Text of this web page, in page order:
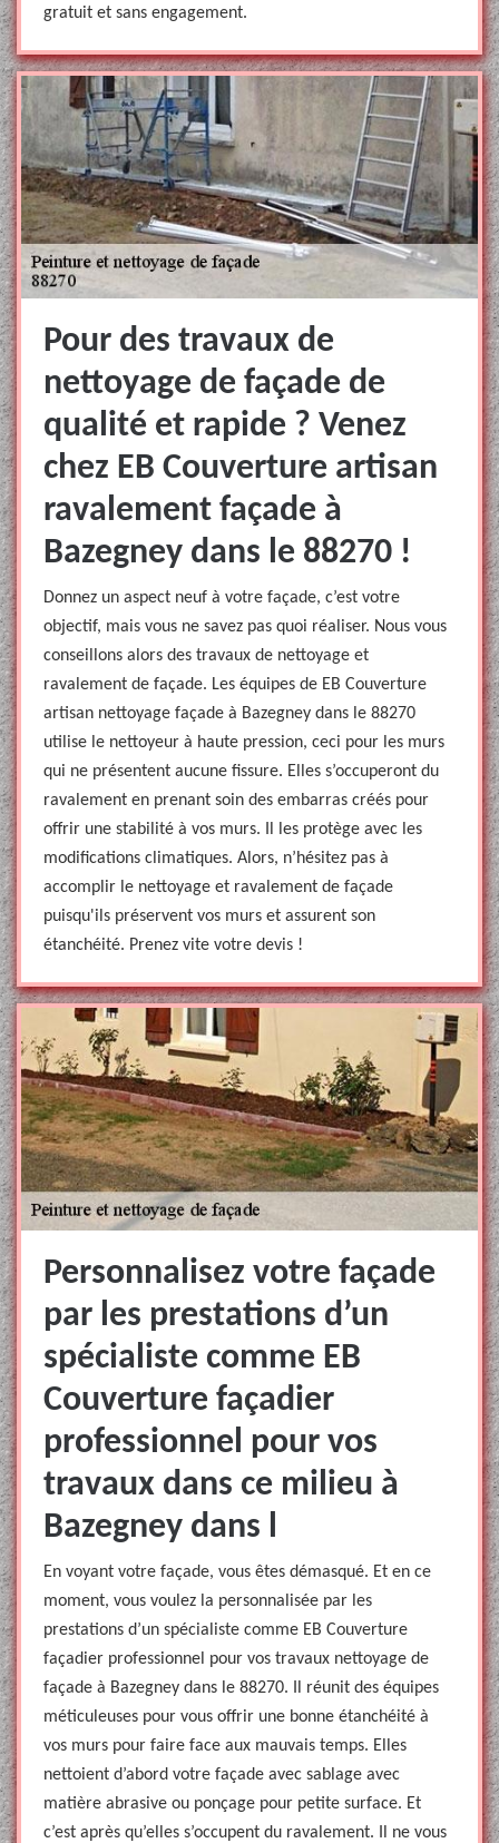
gratuit et sans engagement.
Pour des travaux de
nettoyage de façade de
qualité et rapide ? Venez
chez EB Couverture artisan
ravalement façade à
Bazegney dans le 88270 !
Donnez un aspect neuf à votre façade, c’est votre
objectif, mais vous ne savez pas quoi réaliser. Nous vous
conseillons alors des travaux de nettoyage et
ravalement de façade. Les équipes de EB Couverture
artisan nettoyage façade à Bazegney dans le 88270
utilise le nettoyeur à haute pression, ceci pour les murs
qui ne présentent aucune fissure. Elles s’occuperont du
ravalement en prenant soin des embarras créés pour
offrir une stabilité à vos murs. Il les protège avec les
modifications climatiques. Alors, n’hésitez pas à
accomplir le nettoyage et ravalement de façade
puisqu'ils préservent vos murs et assurent son
étanchéité. Prenez vite votre devis !
Personnalisez votre façade
par les prestations d’un
spécialiste comme EB
Couverture façadier
professionnel pour vos
travaux dans ce milieu à
Bazegney dans l
En voyant votre façade, vous êtes démasqué. Et en ce
moment, vous voulez la personnalisée par les
prestations d’un spécialiste comme EB Couverture
façadier professionnel pour vos travaux nettoyage de
façade à Bazegney dans le 88270. Il réunit des équipes
méticuleuses pour vous offrir une bonne étanchéité à
vos murs pour faire face aux mauvais temps. Elles
nettoient d’abord votre façade avec sablage avec
matière abrasive ou ponçage pour petite surface. Et
c’est après qu’elles s’occupent du ravalement. Il ne vous